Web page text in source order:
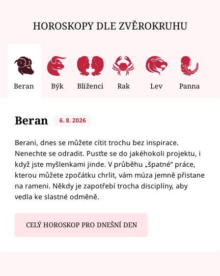
HOROSKOPY DLE ZVĚROKRUHU
Beran Býk Blíženci Rak Lev Panna
Beran 6. 8. 2026
Berani, dnes se můžete cítit trochu bez inspirace.
Nenechte se odradit. Pusťte se do jakéhokoli projektu, i
když jste myšlenkami jinde. V průběhu „špatné“ práce,
kterou můžete zpočátku chrlit, vám múza jemně přistane
na rameni. Někdy je zapotřebí trocha disciplíny, aby
vedla ke slastné odměně.
CELÝ HOROSKOP PRO DNEŠNÍ DEN